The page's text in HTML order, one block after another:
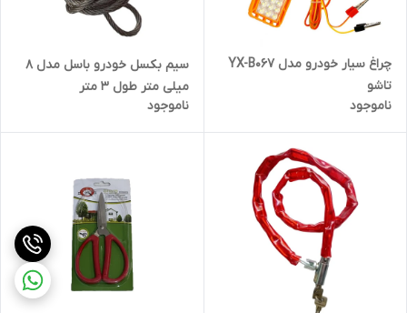
چراغ سیار خودرو مدل YX-B067
تاشو
ناموجود
سیم بکسل خودرو باسل مدل 8
میلی متر طول 3 متر
ناموجود